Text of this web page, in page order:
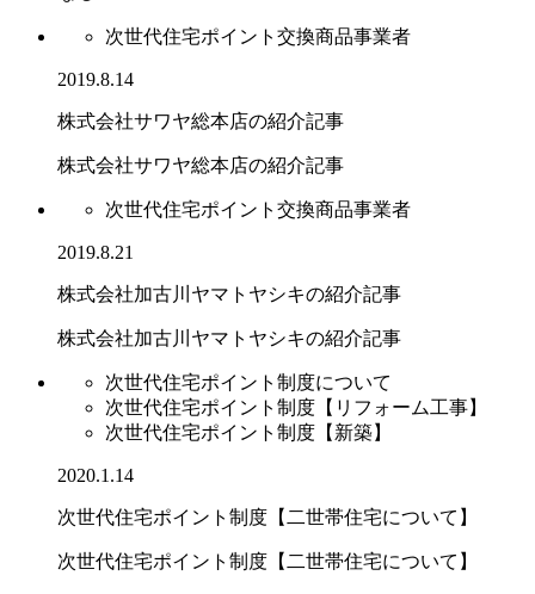
次世代住宅ポイント交換商品事業者
2019.8.14
株式会社サワヤ総本店の紹介記事
株式会社サワヤ総本店の紹介記事
次世代住宅ポイント交換商品事業者
2019.8.21
株式会社加古川ヤマトヤシキの紹介記事
株式会社加古川ヤマトヤシキの紹介記事
次世代住宅ポイント制度について
次世代住宅ポイント制度【リフォーム工事】
次世代住宅ポイント制度【新築】
2020.1.14
次世代住宅ポイント制度【二世帯住宅について】
次世代住宅ポイント制度【二世帯住宅について】